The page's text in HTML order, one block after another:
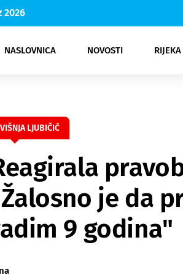
2026
NASLOVNICA NOVOSTI
Rijeka Opatija
NK
Moda
Kultura
VIŠNJA LJUBIČIĆ
je da
9 godina"